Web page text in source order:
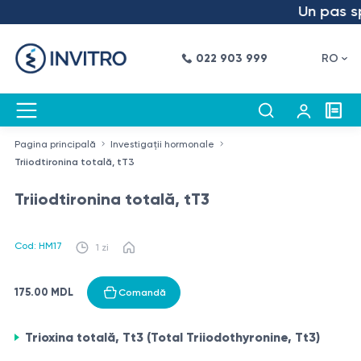
Un pas
022 903 999 RO
Pagina principală
Investigații hormonale
Triiodtironina totală, tT3
Triiodtironina totală, tT3
Cod: HM17 1 zi
175.00 MDL Comandă
Trioxina totală, Tt3 (Total Triiodothyronine, Tt3)